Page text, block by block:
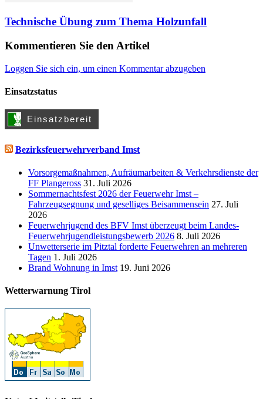
Technische Übung zum Thema Holzunfall
Kommentieren Sie den Artikel
Loggen Sie sich ein, um einen Kommentar abzugeben
Einsatzstatus
Bezirksfeuerwehrverband Imst
Vorsorgemaßnahmen, Aufräumarbeiten & Verkehrsdienste der
FF Plangeross 31. Juli 2026
Sommernachtsfest 2026 der Feuerwehr Imst –
Fahrzeugsegnung und geselliges Beisammensein 27. Juli
2026
Feuerwehrjugend des BFV Imst überzeugt beim Landes-
Feuerwehrjugendleistungsbewerb 2026 8. Juli 2026
Unwetterserie im Pitztal forderte Feuerwehren an mehreren
Tagen 1. Juli 2026
Brand Wohnung in Imst 19. Juni 2026
Wetterwarnung Tirol